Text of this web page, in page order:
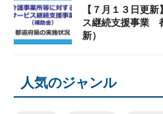
【７月１３日更
ス継続支援事業
新）
人気のジャンル